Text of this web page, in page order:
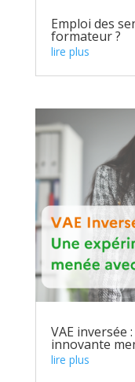
Emploi des
formateur ?
lire plus
VAE inversée
innovante
lire plus